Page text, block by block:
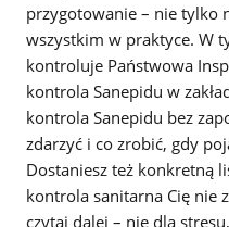
przygotowanie – nie tylko
wszystkim w praktyce. W
kontroluje Państwowa
kontrola Sanepidu w
kontrola Sanepidu bez
zdarzyć i co zrobić, gdy
Dostaniesz też konkretną
kontrola sanitarna Cię nie
czytaj dalej – nie dla